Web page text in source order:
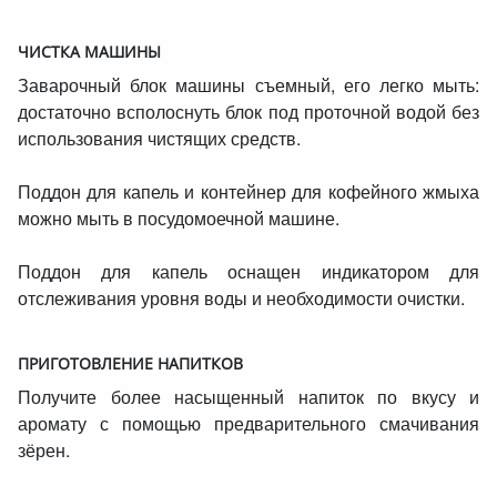
ЧИСТКА МАШИНЫ
Заварочный блок машины съемный, его легко мыть:
достаточно всполоснуть блок под проточной водой без
использования чистящих средств.
Поддон для капель и контейнер для кофейного жмыха
можно мыть в посудомоечной машине.
Поддон для капель оснащен индикатором для
отслеживания уровня воды и необходимости очистки.
ПРИГОТОВЛЕНИЕ НАПИТКОВ
Получите более насыщенный напиток по вкусу и
аромату с помощью предварительного смачивания
зёрен.